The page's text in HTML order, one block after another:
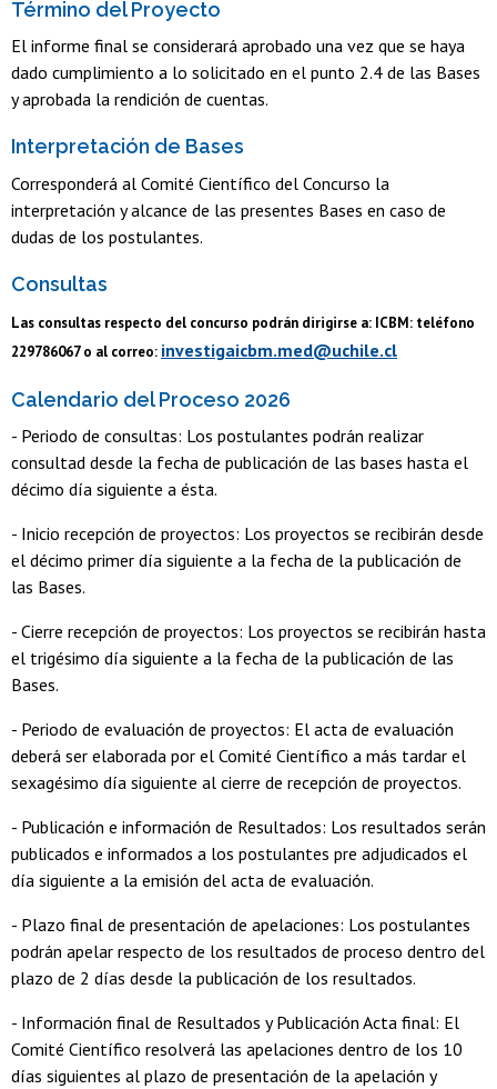
Término del Proyecto
El informe final se considerará aprobado una vez que se haya
dado cumplimiento a lo solicitado en el punto 2.4 de las Bases
y aprobada la rendición de cuentas.
Interpretación de Bases
Corresponderá al Comité Científico del Concurso la
interpretación y alcance de las presentes Bases en caso de
dudas de los postulantes.
Consultas
Las consultas respecto del concurso podrán dirigirse a: ICBM: teléfono
229786067 o al correo: investigaicbm.med@uchile.cl
Calendario del Proceso 2026
- Periodo de consultas: Los postulantes podrán realizar
consultad desde la fecha de publicación de las bases hasta el
décimo día siguiente a ésta.
- Inicio recepción de proyectos: Los proyectos se recibirán desde
el décimo primer día siguiente a la fecha de la publicación de
las Bases.
- Cierre recepción de proyectos: Los proyectos se recibirán hasta
el trigésimo día siguiente a la fecha de la publicación de las
Bases.
- Periodo de evaluación de proyectos: El acta de evaluación
deberá ser elaborada por el Comité Científico a más tardar el
sexagésimo día siguiente al cierre de recepción de proyectos.
- Publicación e información de Resultados: Los resultados serán
publicados e informados a los postulantes pre adjudicados el
día siguiente a la emisión del acta de evaluación.
- Plazo final de presentación de apelaciones: Los postulantes
podrán apelar respecto de los resultados de proceso dentro del
plazo de 2 días desde la publicación de los resultados.
- Información final de Resultados y Publicación Acta final: El
Comité Científico resolverá las apelaciones dentro de los 10
días siguientes al plazo de presentación de la apelación y